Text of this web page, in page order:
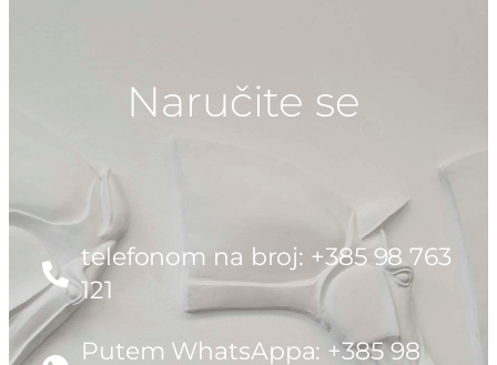
Naručite se
telefonom na broj: +385 98 763
121
Putem WhatsAppa: +385 98